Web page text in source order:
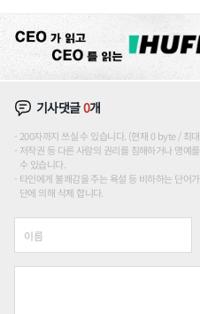
기사댓글0개
200자까지 쓰실 수 있습니다. (현재 0 byte / 최
저작권 등 다른 사람의 권리를 침해하거나 명예
수 있습니다.
타인에게 불쾌감을 주는 욕설 등 비하하는 단어
단에 의해 삭제 합니다.